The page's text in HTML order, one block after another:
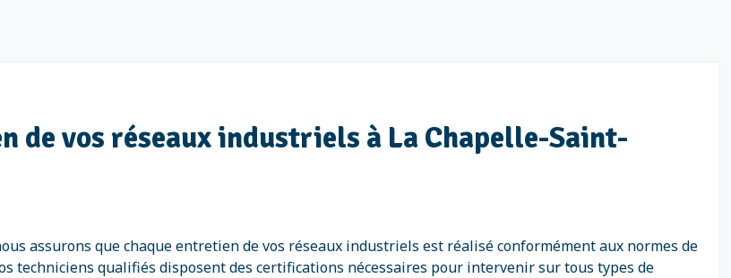
vos réseaux industriels à La Chapelle-Saint-
assurons que chaque entretien de vos réseaux industriels est réalisé conformément aux normes de
techniciens qualifiés disposent des certifications nécessaires pour intervenir sur tous types de